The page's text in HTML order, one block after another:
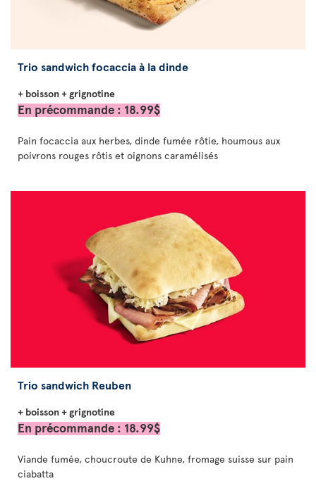
Trio sandwich focaccia à la dinde
+ boisson + grignotine
En précommande : 18.99$
Pain focaccia aux herbes, dinde fumée rôtie, houmous aux
poivrons rouges rôtis et oignons caramélisés
Trio sandwich Reuben
+ boisson + grignotine
En précommande : 18.99$
Viande fumée, choucroute de Kuhne, fromage suisse sur pain
ciabatta